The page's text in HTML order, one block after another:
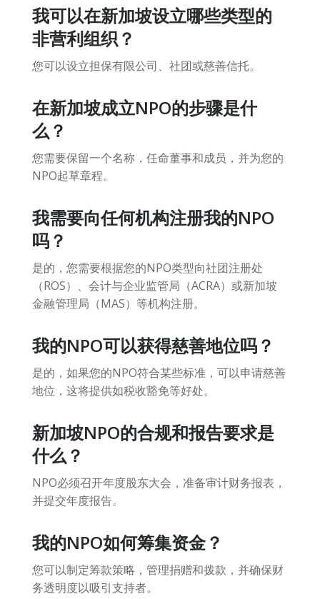
我可以在新加坡设立哪些类型的
非营利组织？
您可以设立担保有限公司、社团或慈善信托。
在新加坡成立NPO的步骤是什
么？
您需要保留一个名称，任命董事和成员，并为您的
NPO起草章程。
我需要向任何机构注册我的NPO
吗？
是的，您需要根据您的NPO类型向社团注册处
（ROS）、会计与企业监管局（ACRA）或新加坡
金融管理局（MAS）等机构注册。
我的NPO可以获得慈善地位吗？
是的，如果您的NPO符合某些标准，可以申请慈善
地位，这将提供如税收豁免等好处。
新加坡NPO的合规和报告要求是
什么？
NPO必须召开年度股东大会，准备审计财务报表，
并提交年度报告。
我的NPO如何筹集资金？
您可以制定筹款策略，管理捐赠和拨款，并确保财
务透明度以吸引支持者。